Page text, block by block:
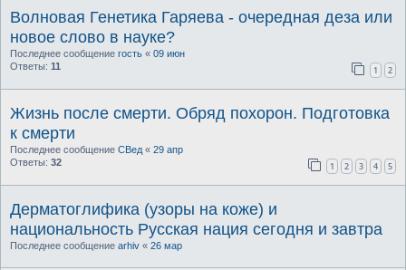
Волновая Генетика Гаряева - очередная деза или
новое слово в науке?
Последнее сообщение гость « 09 июн
Ответы: 11 1 2
Жизнь после смерти. Обряд похорон. Подготовка
к смерти
Последнее сообщение СВед « 29 апр
Ответы: 32 1 2 3 4 5
Дерматоглифика (узоры на коже) и
национальность Русская нация сегодня и завтра
Последнее сообщение arhiv « 26 мар